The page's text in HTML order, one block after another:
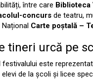
între care Biblioteca
concurs de teatru,
Național Carte poștală –
tineri urcă pe
este
de la școli și licee